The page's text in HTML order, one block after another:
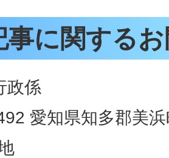
事に関する
政係
愛知県知多郡美